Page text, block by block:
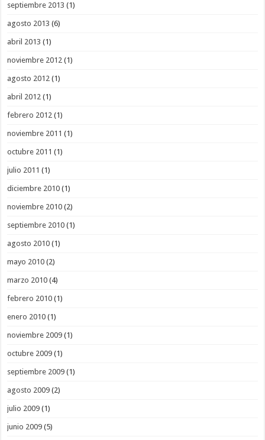
septiembre 2013 (1)
agosto 2013 (6)
abril 2013 (1)
noviembre 2012 (1)
agosto 2012 (1)
abril 2012 (1)
febrero 2012 (1)
noviembre 2011 (1)
octubre 2011 (1)
julio 2011 (1)
diciembre 2010 (1)
noviembre 2010 (2)
septiembre 2010 (1)
agosto 2010 (1)
mayo 2010 (2)
marzo 2010 (4)
febrero 2010 (1)
enero 2010 (1)
noviembre 2009 (1)
octubre 2009 (1)
septiembre 2009 (1)
agosto 2009 (2)
julio 2009 (1)
junio 2009 (5)